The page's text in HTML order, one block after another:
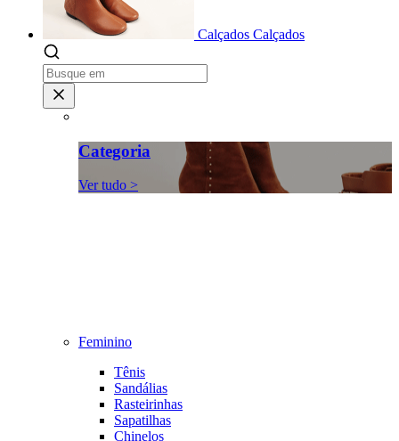
Calçados Calçados
Categoria
Ver tudo >
Feminino
Tênis
Sandálias
Rasteirinhas
Sapatilhas
Chinelos